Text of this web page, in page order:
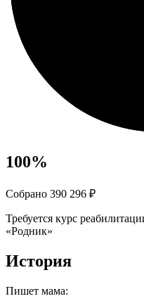
100%
Собрано 390 296 ₽
Требуется курс
«Родник»
История
Пишет мама: